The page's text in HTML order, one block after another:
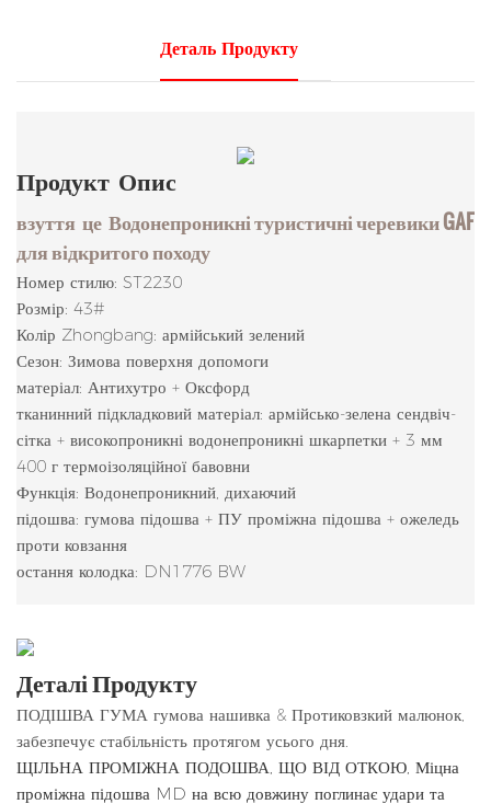
Деталь Продукту
Продукт Опис
взуття це Водонепроникні туристичні черевики GAF
для відкритого походу
Номер стилю: ST2230
Розмір: 43#
Колір Zhongbang: армійський зелений
Сезон: Зимова поверхня допомоги
матеріал: Антихутро + Оксфорд
тканинний підкладковий матеріал: армійсько-зелена сендвіч-
сітка + високопроникні водонепроникні шкарпетки + 3 мм
400 г термоізоляційної бавовни
Функція: Водонепроникний, дихаючий
підошва: гумова підошва + ПУ проміжна підошва + ожеледь
проти ковзання
остання колодка: DN1776 BW
Деталі Продукту
ПОДІШВА ГУМА гумова нашивка & Протиковзкий малюнок,
забезпечує стабільність протягом усього дня.
ЩІЛЬНА ПРОМІЖНА ПОДОШВА, ЩО ВІД ОТКОЮ, Міцна
проміжна підошва MD на всю довжину поглинає удари та